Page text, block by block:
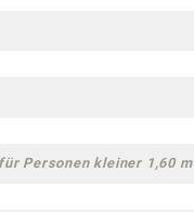
Personen kleiner 1,60 m